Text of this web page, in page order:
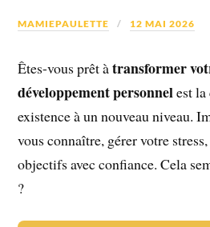
MAMIEPAULETTE 12 MAI 2026
Êtes-vous prêt àtransformer
développement personnelest
existence à un nouveau niveau.
vous connaître, gérer votre
objectifs avec confiance. Cela
?